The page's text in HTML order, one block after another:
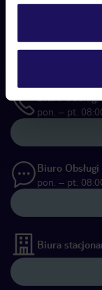
Telefoniczne
pon. – pt.
Biuro
pon. – pt.
Biuro
pon. – pt.
Biura